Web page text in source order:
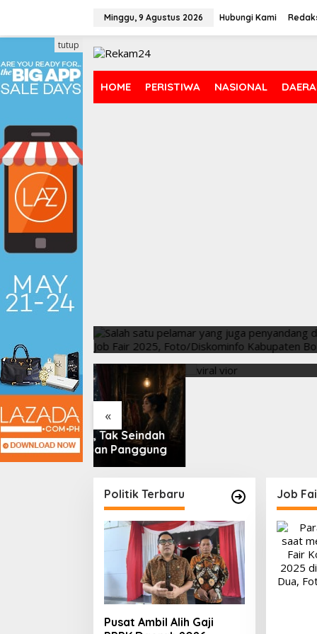
konten
Minggu, 9 Agustus 2026 Hubungi Kami
HOME PERISTIWA NASIONAL
tutup
«
Tak Seindah
Panggung
Viral Vior Soal Tubuhnya,
Peranya
Politik Terbaru
Pusat Ambil Alih Gaji
Job